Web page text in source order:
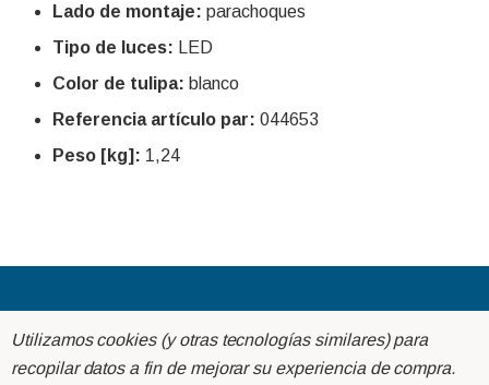
Lado de montaje: parachoques
Tipo de luces: LED
Color de tulipa: blanco
Referencia artículo par: 044653
Peso [kg]: 1,24
Acerca de
Utilizamos cookies (y otras tecnologías similares) para
recopilar datos a fin de mejorar su experiencia de compra.